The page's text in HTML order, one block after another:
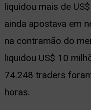
liquidou mais de
ainda apostava em
na contramão do
liquidou US$ 10
74.248 traders
horas.